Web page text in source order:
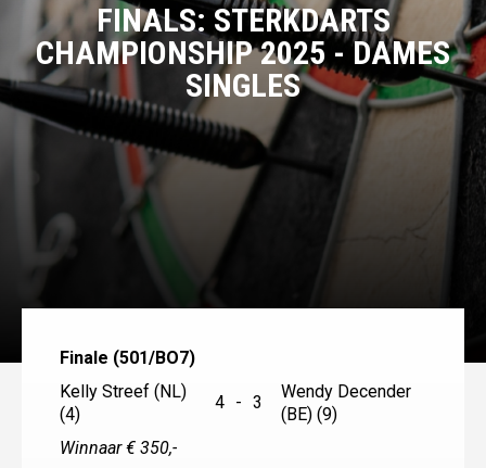
FINALS: STERKDARTS
CHAMPIONSHIP 2025 - DAMES
SINGLES
Finale (501/BO7)
Kelly Streef (NL)
(4)
4 - 3
Wendy Decender
(BE) (9)
Winnaar € 350,-